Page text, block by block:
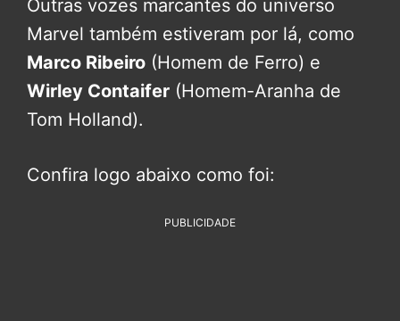
Outras vozes marcantes do universo
Marvel também estiveram por lá, como
Marco Ribeiro (Homem de Ferro) e
Wirley Contaifer (Homem-Aranha de
Tom Holland).
Confira logo abaixo como foi:
PUBLICIDADE